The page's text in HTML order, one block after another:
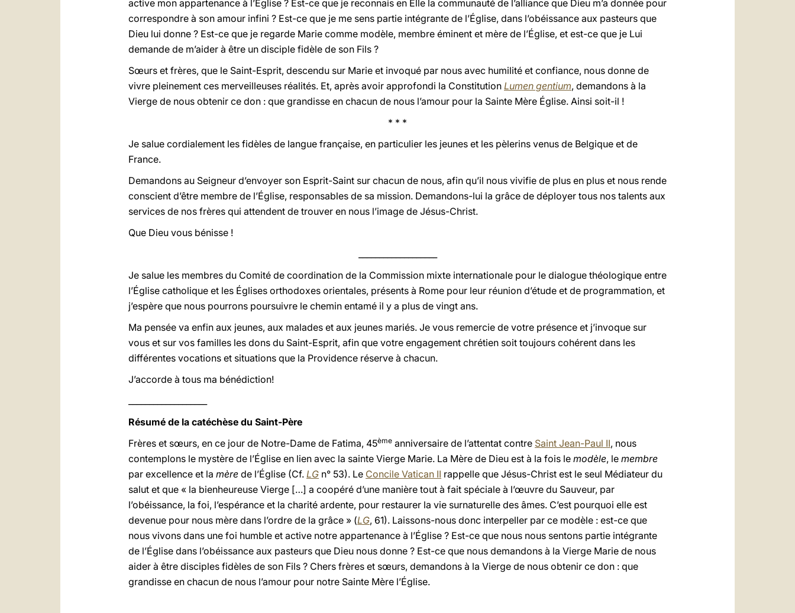
active mon appartenance à l’Église ? Est-ce que je reconnais en Elle la communauté de l’alliance que Dieu m’a donnée pour
correspondre à son amour infini ? Est-ce que je me sens partie intégrante de l’Église, dans l’obéissance aux pasteurs que
Dieu lui donne ? Est-ce que je regarde Marie comme modèle, membre éminent et mère de l’Église, et est-ce que je Lui
demande de m’aider à être un disciple fidèle de son Fils ?
Sœurs et frères, que le Saint-Esprit, descendu sur Marie et invoqué par nous avec humilité et confiance, nous donne de
vivre pleinement ces merveilleuses réalités. Et, après avoir approfondi la Constitution Lumen gentium, demandons à la
Vierge de nous obtenir ce don : que grandisse en chacun de nous l’amour pour la Sainte Mère Église. Ainsi soit-il !
* * *
Je salue cordialement les fidèles de langue française, en particulier les jeunes et les pèlerins venus de Belgique et de
France.
Demandons au Seigneur d’envoyer son Esprit-Saint sur chacun de nous, afin qu’il nous vivifie de plus en plus et nous rende
conscient d’être membre de l’Église, responsables de sa mission. Demandons-lui la grâce de déployer tous nos talents aux
services de nos frères qui attendent de trouver en nous l’image de Jésus-Christ.
Que Dieu vous bénisse !
Je salue les membres du Comité de coordination de la Commission mixte internationale pour le dialogue théologique entre
l’Église catholique et les Églises orthodoxes orientales, présents à Rome pour leur réunion d’étude et de programmation, et
j’espère que nous pourrons poursuivre le chemin entamé il y a plus de vingt ans.
Ma pensée va enfin aux jeunes, aux malades et aux jeunes mariés. Je vous remercie de votre présence et j’invoque sur
vous et sur vos familles les dons du Saint-Esprit, afin que votre engagement chrétien soit toujours cohérent dans les
différentes vocations et situations que la Providence réserve à chacun.
J’accorde à tous ma bénédiction!
Résumé de la catéchèse du Saint-Père
Frères et sœurs, en ce jour de Notre-Dame de Fatima, 45ème anniversaire de l’attentat contre Saint Jean-Paul II, nous
contemplons le mystère de l’Église en lien avec la sainte Vierge Marie. La Mère de Dieu est à la fois le modèle, le membre
par excellence et la mère de l’Église (Cf. LG n° 53). Le Concile Vatican II rappelle que Jésus-Christ est le seul Médiateur du
salut et que « la bienheureuse Vierge […] a coopéré d’une manière tout à fait spéciale à l’œuvre du Sauveur, par
l’obéissance, la foi, l’espérance et la charité ardente, pour restaurer la vie surnaturelle des âmes. C’est pourquoi elle est
devenue pour nous mère dans l’ordre de la grâce » (LG, 61). Laissons-nous donc interpeller par ce modèle : est-ce que
nous vivons dans une foi humble et active notre appartenance à l’Église ? Est-ce que nous nous sentons partie intégrante
de l’Église dans l’obéissance aux pasteurs que Dieu nous donne ? Est-ce que nous demandons à la Vierge Marie de nous
aider à être disciples fidèles de son Fils ? Chers frères et sœurs, demandons à la Vierge de nous obtenir ce don : que
grandisse en chacun de nous l’amour pour notre Sainte Mère l’Église.